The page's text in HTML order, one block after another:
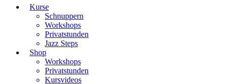
Kurse
Schnuppern
Workshops
Privatstunden
Jazz Steps
Shop
Workshops
Privatstunden
Kursvideos